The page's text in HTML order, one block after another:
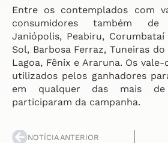
Entre os contemplados com
consumidores também de
Janiópolis, Peabiru,
Sol, Barbosa Ferraz, Tuneiras
Lagoa, Fênix e Araruna. Os
utilizados pelos ganhadores
em qualquer das mais
participaram da campanha.
NOTÍCIA ANTERIOR